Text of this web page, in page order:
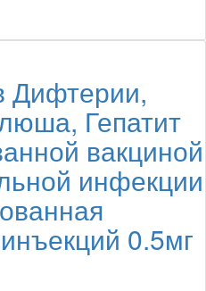
Дифтерии,
Гепатит
вакциной
инфекции
0.5мг